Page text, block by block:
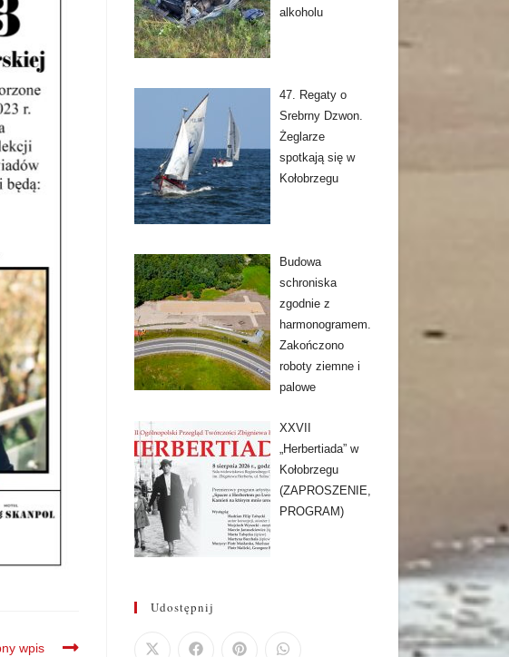
wpis
alkoholu
47. Regaty o
Srebrny Dzwon.
Żeglarze
spotkają się w
Kołobrzegu
Budowa
schroniska
zgodnie z
harmonogramem.
Zakończono
roboty ziemne i
palowe
XXVII
„Herbertiada” w
Kołobrzegu
(ZAPROSZENIE,
PROGRAM)
Udostępnij